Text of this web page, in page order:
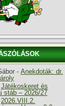
- Anekdoták: dr.
Játékoskeret és
stáb – 2026/27
2026.VIII.2.